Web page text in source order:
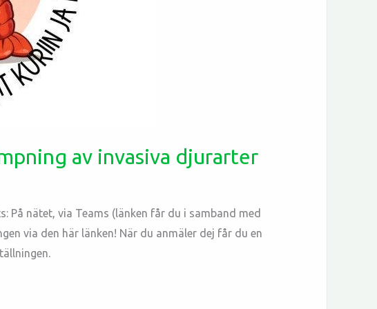
av invasiva djurarter
På nätet, via Teams (länken får du i samband med
via den här länken! När du anmäler dej får du en